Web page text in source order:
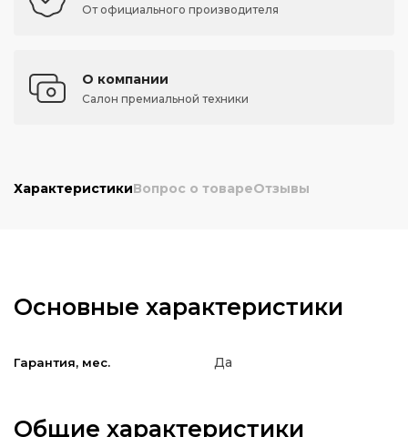
От официального производителя
О компании
Салон премиальной техники
ХарактеристикиВопрос о товареОтзывы
Основные характеристики
Гарантия, мес. Да
Общие характеристики